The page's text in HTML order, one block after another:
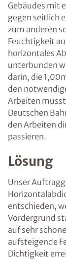
Gebäudes mit
gegen seitlich
zum anderen
Feuchtigkeit
horizontales
unterbunden
darin, die
den
Arbeiten
Deutschen
den Arbeiten
passieren.
Lösung
Unser
entschieden,
Vordergrund
auf sehr
aufsteigende
Dichtigkeit